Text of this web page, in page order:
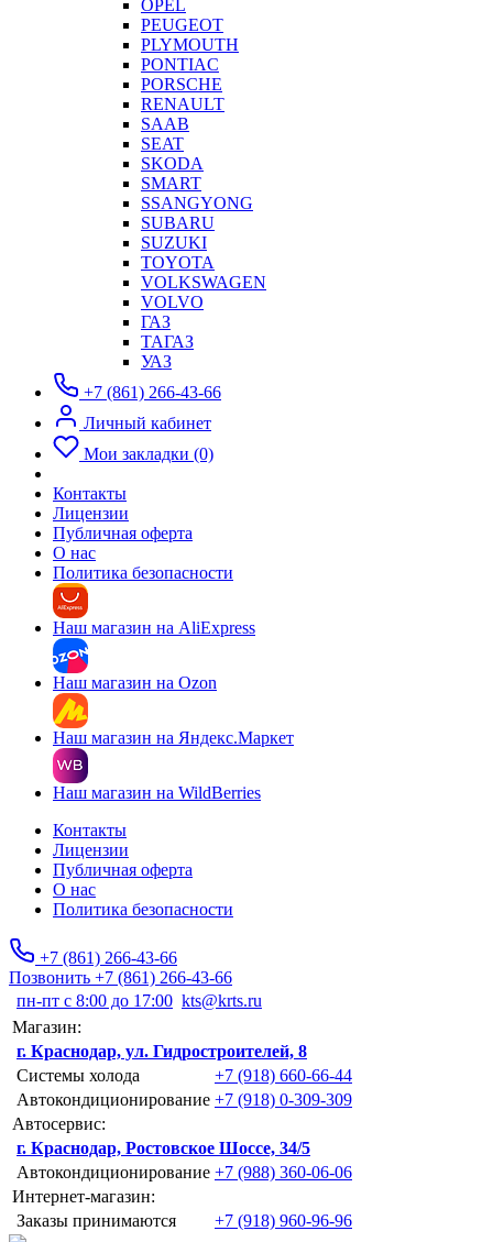
OPEL
PEUGEOT
PLYMOUTH
PONTIAC
PORSCHE
RENAULT
SAAB
SEAT
SKODA
SMART
SSANGYONG
SUBARU
SUZUKI
TOYOTA
VOLKSWAGEN
VOLVO
ГАЗ
ТАГАЗ
УАЗ
+7 (861) 266-43-66
Личный кабинет
Мои закладки (0)
Контакты
Лицензии
Публичная оферта
О нас
Политика безопасности
Наш магазин на AliExpress
Наш магазин на Ozon
Наш магазин на Яндекс.Маркет
Наш магазин на WildBerries
Контакты
Лицензии
Публичная оферта
О нас
Политика безопасности
+7 (861) 266-43-66
Позвонить +7 (861) 266-43-66
пн-пт с 8:00 до 17:00 kts@krts.ru
Магазин:
г. Краснодар, ул. Гидростроителей, 8
Системы холода
+7 (918) 660-66-44
Автокондиционирование +7 (918) 0-309-309
Автосервис:
г. Краснодар, Ростовское Шоссе, 34/5
Автокондиционирование +7 (988) 360-06-06
Интернет-магазин:
Заказы принимаются
+7 (918) 960-96-96